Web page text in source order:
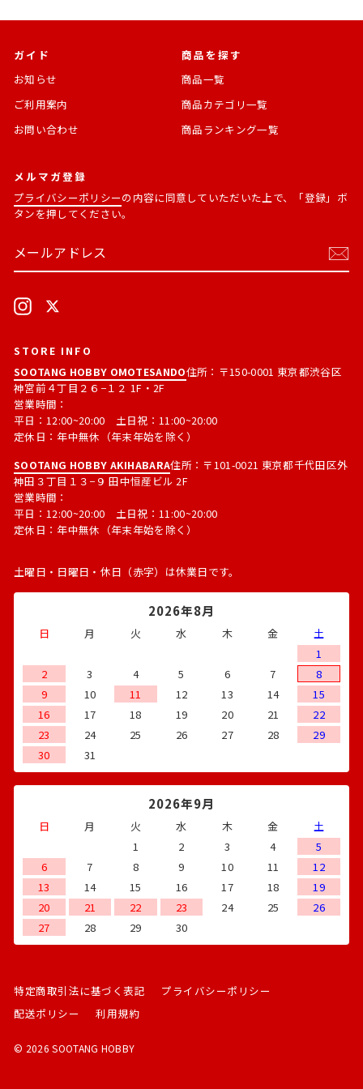
ガイド
お知らせ
ご利用案内
お問い合わせ
商品を探す
商品一覧
商品カテゴリ一覧
商品ランキング一覧
メルマガ登録
プライバシーポリシーの内容に同意していただいた上で、「登録」ボ
タンを押してください。
ー
レ
ス
読
Instagram
STORE INFO
SOOTANG HOBBY OMOTESANDO住所：〒150-0001 東京都渋谷区
神宮前４丁目２６−１２ 1F・2F
営業時間：
平日：12:00~20:00 土日祝：11:00~20:00
定休日：年中無休（年末年始を除く）
SOOTANG HOBBY AKIHABARA住所：〒101-0021 東京都千代田区外
神田３丁目１３−９ 田中恒産ビル 2F
営業時間：
平日：12:00~20:00 土日祝：11:00~20:00
定休日：年中無休（年末年始を除く）
土曜日・日曜日・休日（赤字）は休業日です。
2026年8月
日 月 火 水 木 金
土
1
2
3 4 5 6 7
8
9
10 11 12 13 14
15
16
17 18 19 20 21
22
23
24 25 26 27 28
29
30
31
2026年9月
日 月 火 水 木 金
土
1
2 3 4
5
6
7 8 9 10 11
12
13
14 15 16 17 18
19
20
21 22 23 24 25
26
27
28 29 30
© 2026 SOOTANG HOBBY
特定商取引法に基づく表記
プライバシーポリシー
配送ポリシー
利用規約